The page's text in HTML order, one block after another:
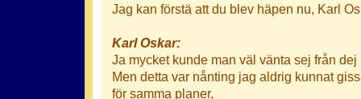
Jag kan förstä att du blev häpen nu, Karl
Karl Oskar:
Ja mycket kunde man väl vänta sej från dej
Men detta var nånting jag aldrig kunnat
för samma planer,